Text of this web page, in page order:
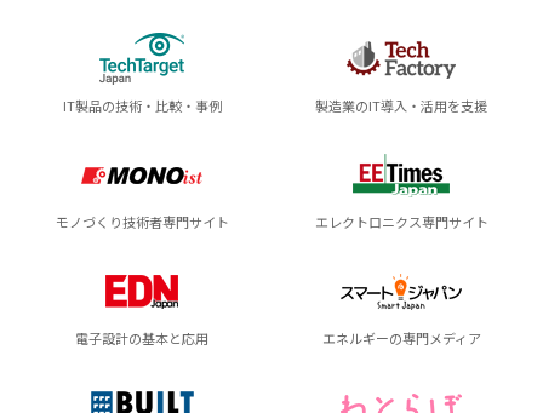
IT製品の技術・比較・事例 製造業のIT導入・活用を支援
モノづくり技術者専門サイト エレクトロニクス専門サイト
電子設計の基本と応用 エネルギーの専門メディア